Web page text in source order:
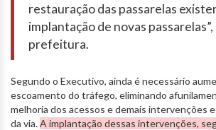
restauração das passarelas
implantação de novas passarelas”,
prefeitura.
Segundo o Executivo, ainda é necessário
escoamento do tráfego, eliminando
melhoria dos acessos e demais intervenções
da via.A implantação dessas intervenções,